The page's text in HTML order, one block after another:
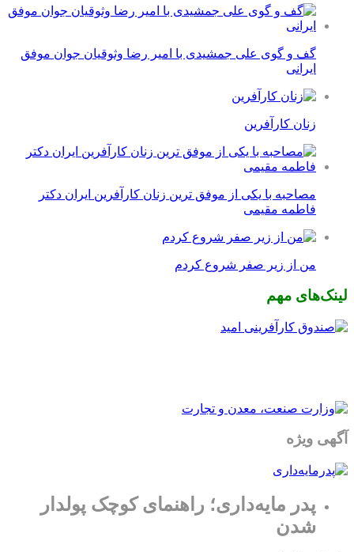
گف و گوی علی جمشیدی با امیر رضا وثوقیان جوان موفق
ایرانی
زنان کارآفرین
مصاحبه با یکی از موفق ترین زنان کارآفرین ایران دکتر
فاطمه مقیمی
من از زیر صفر شروع کردم
لینک‌های مهم
آگهی ویژه
پدر مایه‌داری؛ راهنمای کوچک پولدار
شدن